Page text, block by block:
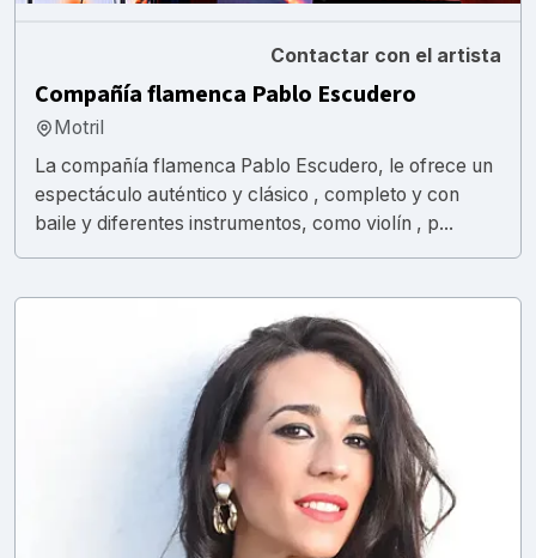
Contactar con el artista
Compañía flamenca Pablo Escudero
Motril
La compañía flamenca Pablo Escudero, le ofrece un
espectáculo auténtico y clásico , completo y con
baile y diferentes instrumentos, como violín , p...